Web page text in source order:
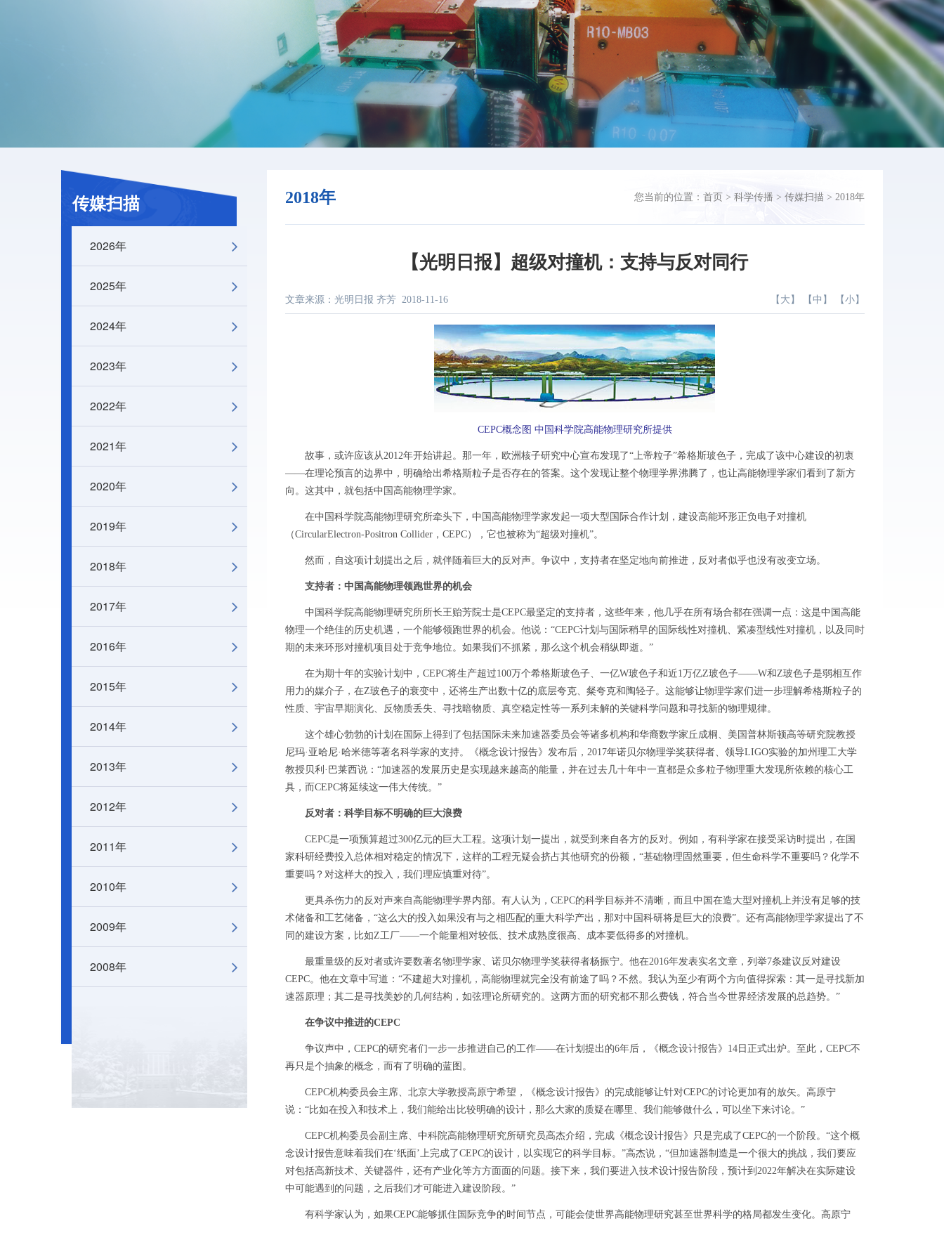
传媒扫描
2026年
2025年
2024年
2023年
2022年
2021年
2020年
2019年
2018年
2017年
2016年
2015年
2014年
2013年
2012年
2011年
2010年
2009年
2008年
2018年 您当前的位置： 首页 > 科学传播 > 传媒扫描 > 2018年
【光明日报】超级对撞机：支持与反对同行
文章来源：光明日报 齐芳 2018-11-16 【 大 】 【 中 】 【 小 】
CEPC概念图 中国科学院高能物理研究所提供
故事，或许应该从2012年开始讲起。那一年，欧洲核子研究中心宣布发现了“上帝粒子”希格斯玻色子，完成了该中心建设的初衷
——在理论预言的边界中，明确给出希格斯粒子是否存在的答案。这个发现让整个物理学界沸腾了，也让高能物理学家们看到了新方
向。这其中，就包括中国高能物理学家。
在中国科学院高能物理研究所牵头下，中国高能物理学家发起一项大型国际合作计划，建设高能环形正负电子对撞机
（CircularElectron-Positron Collider，CEPC），它也被称为“超级对撞机”。
然而，自这项计划提出之后，就伴随着巨大的反对声。争议中，支持者在坚定地向前推进，反对者似乎也没有改变立场。
支持者：中国高能物理领跑世界的机会
中国科学院高能物理研究所所长王贻芳院士是CEPC最坚定的支持者，这些年来，他几乎在所有场合都在强调一点：这是中国高能
物理一个绝佳的历史机遇，一个能够领跑世界的机会。他说：“CEPC计划与国际稍早的国际线性对撞机、紧凑型线性对撞机，以及同时
期的未来环形对撞机项目处于竞争地位。如果我们不抓紧，那么这个机会稍纵即逝。”
在为期十年的实验计划中，CEPC将生产超过100万个希格斯玻色子、一亿W玻色子和近1万亿Z玻色子——W和Z玻色子是弱相互作
用力的媒介子，在Z玻色子的衰变中，还将生产出数十亿的底层夸克、粲夸克和陶轻子。这能够让物理学家们进一步理解希格斯粒子的
性质、宇宙早期演化、反物质丢失、寻找暗物质、真空稳定性等一系列未解的关键科学问题和寻找新的物理规律。
这个雄心勃勃的计划在国际上得到了包括国际未来加速器委员会等诸多机构和华裔数学家丘成桐、美国普林斯顿高等研究院教授
尼玛·亚哈尼·哈米德等著名科学家的支持。《概念设计报告》发布后，2017年诺贝尔物理学奖获得者、领导LIGO实验的加州理工大学
教授贝利·巴莱西说：“加速器的发展历史是实现越来越高的能量，并在过去几十年中一直都是众多粒子物理重大发现所依赖的核心工
具，而CEPC将延续这一伟大传统。”
反对者：科学目标不明确的巨大浪费
CEPC是一项预算超过300亿元的巨大工程。这项计划一提出，就受到来自各方的反对。例如，有科学家在接受采访时提出，在国
家科研经费投入总体相对稳定的情况下，这样的工程无疑会挤占其他研究的份额，“基础物理固然重要，但生命科学不重要吗？化学不
重要吗？对这样大的投入，我们理应慎重对待”。
更具杀伤力的反对声来自高能物理学界内部。有人认为，CEPC的科学目标并不清晰，而且中国在造大型对撞机上并没有足够的技
术储备和工艺储备，“这么大的投入如果没有与之相匹配的重大科学产出，那对中国科研将是巨大的浪费”。还有高能物理学家提出了不
同的建设方案，比如Z工厂——一个能量相对较低、技术成熟度很高、成本要低得多的对撞机。
最重量级的反对者或许要数著名物理学家、诺贝尔物理学奖获得者杨振宁。他在2016年发表实名文章，列举7条建议反对建设
CEPC。他在文章中写道：“不建超大对撞机，高能物理就完全没有前途了吗？不然。我认为至少有两个方向值得探索：其一是寻找新加
速器原理；其二是寻找美妙的几何结构，如弦理论所研究的。这两方面的研究都不那么费钱，符合当今世界经济发展的总趋势。”
在争议中推进的CEPC
争议声中，CEPC的研究者们一步一步推进自己的工作——在计划提出的6年后，《概念设计报告》14日正式出炉。至此，CEPC不
再只是个抽象的概念，而有了明确的蓝图。
CEPC机构委员会主席、北京大学教授高原宁希望，《概念设计报告》的完成能够让针对CEPC的讨论更加有的放矢。高原宁
说：“比如在投入和技术上，我们能给出比较明确的设计，那么大家的质疑在哪里、我们能够做什么，可以坐下来讨论。”
CEPC机构委员会副主席、中科院高能物理研究所研究员高杰介绍，完成《概念设计报告》只是完成了CEPC的一个阶段。“这个概
念设计报告意味着我们在‘纸面’上完成了CEPC的设计，以实现它的科学目标。”高杰说，“但加速器制造是一个很大的挑战，我们要应
对包括高新技术、关键器件，还有产业化等方方面面的问题。接下来，我们要进入技术设计报告阶段，预计到2022年解决在实际建设
中可能遇到的问题，之后我们才可能进入建设阶段。”
有科学家认为，如果CEPC能够抓住国际竞争的时间节点，可能会使世界高能物理研究甚至世界科学的格局都发生变化。高原宁